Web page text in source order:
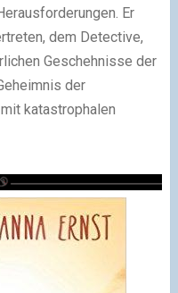
Er
dem Detective,
Geschehnisse der
der
katastrophalen